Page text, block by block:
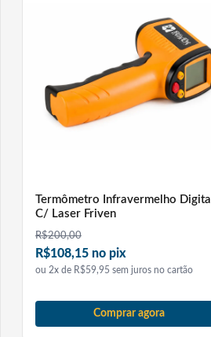
Termômetro Infravermelho Digital
C/ Laser Friven
R$200,00
R$108,15 no pix
ou 2x de R$59,95 sem juros no cartão
Comprar agora